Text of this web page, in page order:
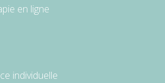
en ligne
individuelle